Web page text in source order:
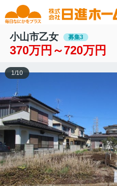
小山市乙女 募集3
370万円～720万円
1/10